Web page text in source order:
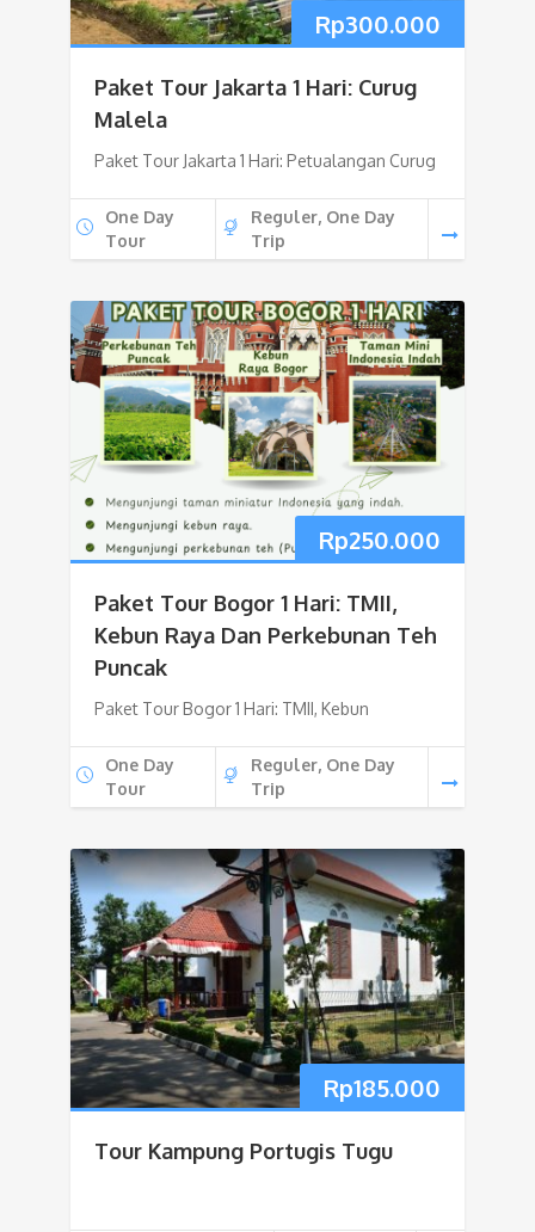
Rp300.000
Paket Tour Jakarta 1 Hari: Curug
Malela
Paket Tour Jakarta 1 Hari: Petualangan Curug
One Day
Tour
Reguler, One Day
Trip
Rp250.000
Paket Tour Bogor 1 Hari: TMII,
Kebun Raya Dan Perkebunan Teh
Puncak
Paket Tour Bogor 1 Hari: TMII, Kebun
One Day
Tour
Reguler, One Day
Trip
Rp185.000
Tour Kampung Portugis Tugu